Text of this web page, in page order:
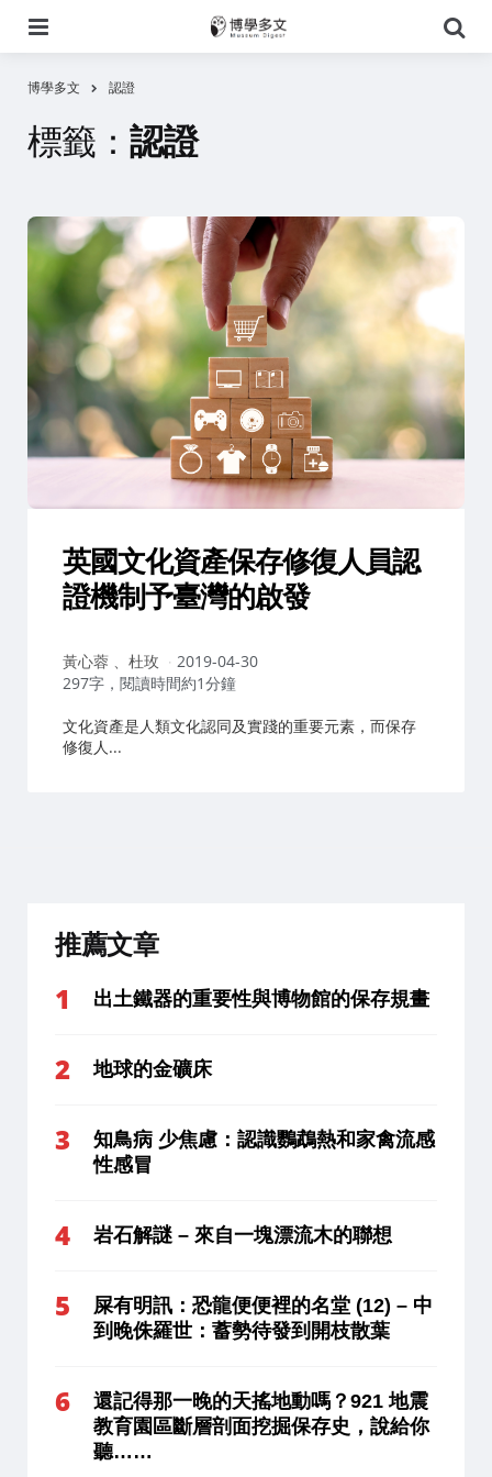
尋
博學多文 認證
標籤： 認證
英國文化資產保存修復人員認
證機制予臺灣的啟發
作
者：
黃心蓉 、杜玫
2019-04-30
297字，閱讀時間約1分鐘
文化資產是人類文化認同及實踐的重要元素，而保存
修復人...
推薦文章
出土鐵器的重要性與博物館的保存規畫
地球的金礦床
知鳥病 少焦慮：認識鸚鵡熱和家禽流感
性感冒
岩石解謎 – 來自一塊漂流木的聯想
屎有明訊：恐龍便便裡的名堂 (12) – 中
到晚侏羅世：蓄勢待發到開枝散葉
還記得那一晚的天搖地動嗎？921 地震
教育園區斷層剖面挖掘保存史，說給你
聽……